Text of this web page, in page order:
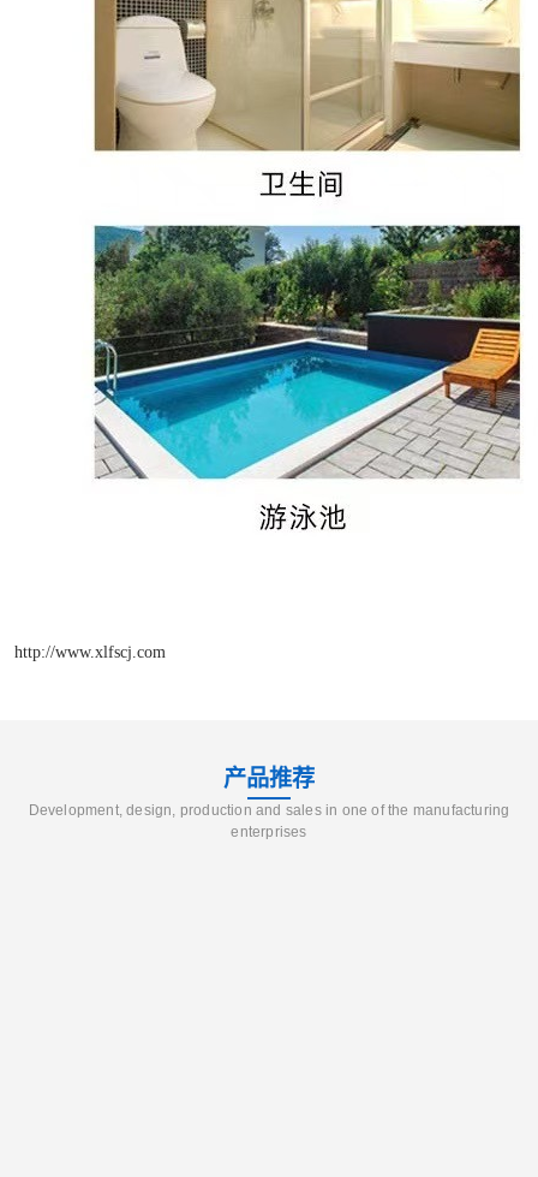
http://www.xlfscj.com
产品推荐
Development, design, production and sales in one of the manufacturing
enterprises